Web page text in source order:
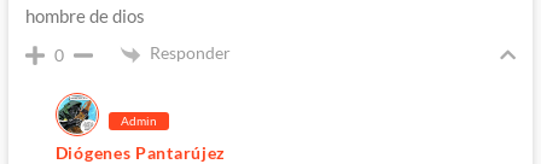
hombre de dios
0 Responder
Admin
Diógenes Pantarújez